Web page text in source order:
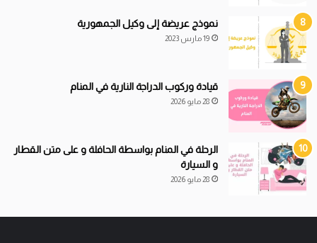
نموذج عريضة إلى وكيل الجمهورية
19 مارس 2023
قيادةوركوب الدراجة النارية في المنام
28 مايو 2026
الرحلة في المنام بواسطة الحافلة و على متن القطار
و السيارة
28 مايو 2026